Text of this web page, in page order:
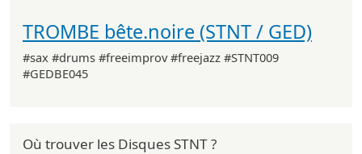
TROMBE bête.noire (STNT / GED)
#sax #drums #freeimprov #freejazz #STNT009
#GEDBE045
Où trouver les Disques STNT ?